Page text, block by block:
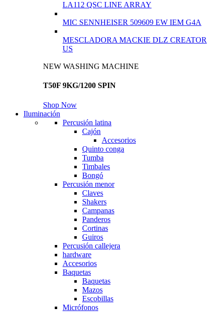
LA112 QSC LINE ARRAY
MIC SENNHEISER 509609 EW IEM G4A
MESCLADORA MACKIE DLZ CREATOR
US
NEW WASHING MACHINE
T50F 9KG/1200 SPIN
Shop Now
Iluminación
Percusión latina
Cajón
Accesorios
Quinto conga
Tumba
Timbales
Bongó
Percusión menor
Claves
Shakers
Campanas
Panderos
Cortinas
Guiros
Percusión callejera
hardware
Accesorios
Baquetas
Baquetas
Mazos
Escobillas
Micrófonos